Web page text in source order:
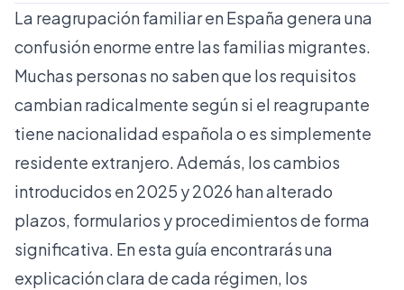
La reagrupación familiar en España genera una
confusión enorme entre las familias migrantes.
Muchas personas no saben que los requisitos
cambian radicalmente según si el reagrupante
tiene nacionalidad española o es simplemente
residente extranjero. Además, loscambios
introducidos en 2025 y 2026 han alterado
plazos, formularios y procedimientos de forma
significativa. En esta guía encontrarás una
explicación clara de cada régimen, los